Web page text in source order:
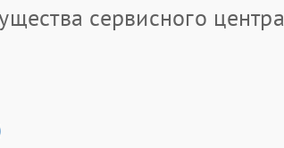
сервисного центра